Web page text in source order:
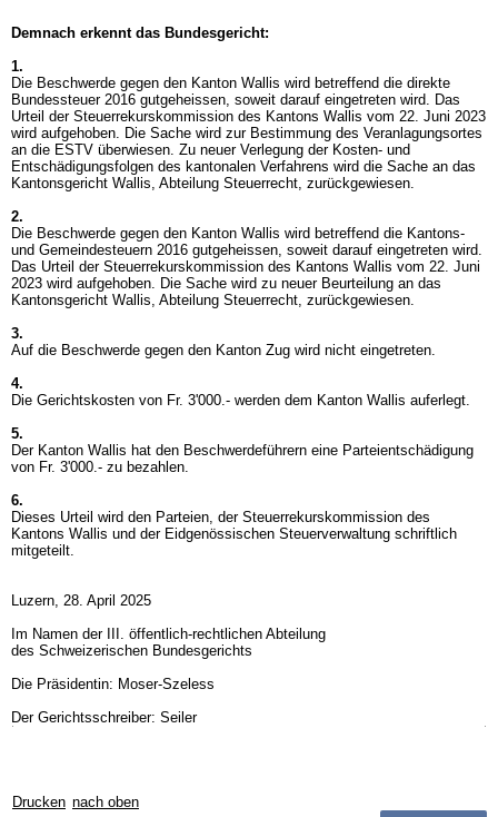
Demnach erkennt das Bundesgericht:
1.
Die Beschwerde gegen den Kanton Wallis wird betreffend die direkte
Bundessteuer 2016 gutgeheissen, soweit darauf eingetreten wird. Das
Urteil der Steuerrekurskommission des Kantons Wallis vom 22. Juni 2023
wird aufgehoben. Die Sache wird zur Bestimmung des Veranlagungsortes
an die ESTV überwiesen. Zu neuer Verlegung der Kosten- und
Entschädigungsfolgen des kantonalen Verfahrens wird die Sache an das
Kantonsgericht Wallis, Abteilung Steuerrecht, zurückgewiesen.
2.
Die Beschwerde gegen den Kanton Wallis wird betreffend die Kantons-
und Gemeindesteuern 2016 gutgeheissen, soweit darauf eingetreten wird.
Das Urteil der Steuerrekurskommission des Kantons Wallis vom 22. Juni
2023 wird aufgehoben. Die Sache wird zu neuer Beurteilung an das
Kantonsgericht Wallis, Abteilung Steuerrecht, zurückgewiesen.
3.
Auf die Beschwerde gegen den Kanton Zug wird nicht eingetreten.
4.
Die Gerichtskosten von Fr. 3'000.- werden dem Kanton Wallis auferlegt.
5.
Der Kanton Wallis hat den Beschwerdeführern eine Parteientschädigung
von Fr. 3'000.- zu bezahlen.
6.
Dieses Urteil wird den Parteien, der Steuerrekurskommission des
Kantons Wallis und der Eidgenössischen Steuerverwaltung schriftlich
mitgeteilt.
Luzern, 28. April 2025
Im Namen der III. öffentlich-rechtlichen Abteilung
des Schweizerischen Bundesgerichts
Die Präsidentin: Moser-Szeless
Der Gerichtsschreiber: Seiler
Drucken nach oben